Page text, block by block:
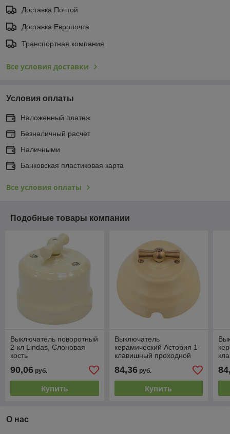
Доставка Почтой
Доставка Европочта
Транспортная компания
Все условия доставки
Условия оплаты
Наложенный платеж
Безналичный расчет
Наличными
Банковская пластиковая карта
Все условия оплаты
Подобные товары компании
Выключатель поворотный
2-кл Lindas, Слоновая
кость
90,06 руб.
Купить
Выключатель
керамический Астория 1-
клавишный проходной
Слоновая кость, Interior
Electric
84,36руб.
Купить
О нас